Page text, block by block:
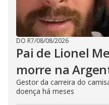
DO R7/08/08/2026
Pai de Lionel
morre na
Gestor da carreira do
doença há meses